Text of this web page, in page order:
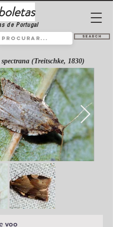
de Portugal
Search
spectrana (Treitschke, 1830)
voo